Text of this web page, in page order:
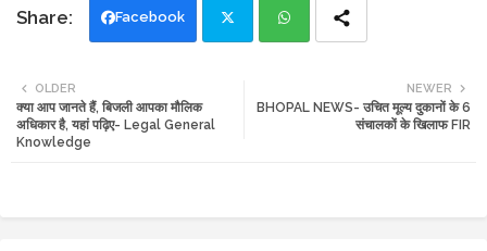
Facebook
ats
NEWER
BHOPAL NEWS- उचित मूल्य दुकानों के 6
संचालकों के खिलाफ FIR
OLDER
क्या आप जानते हैं, बिजली आपका मौलिक
अधिकार है, यहां पढ़िए- Legal General
Knowledge